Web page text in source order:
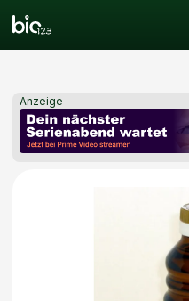
Anzeige